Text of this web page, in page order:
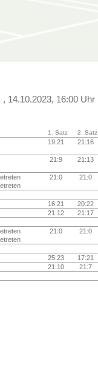
14.10.2023, 16:00 Uhr
1. Satz 2. Satz
19:21 21:16
21:9 21:13
21:0 21:0
16:21 20:22
21:12 21:17
21:0 21:0
25:23 17:21
21:10 21:7